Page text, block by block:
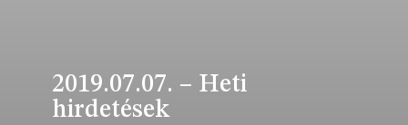
2019.07.07. – Heti
hirdetések